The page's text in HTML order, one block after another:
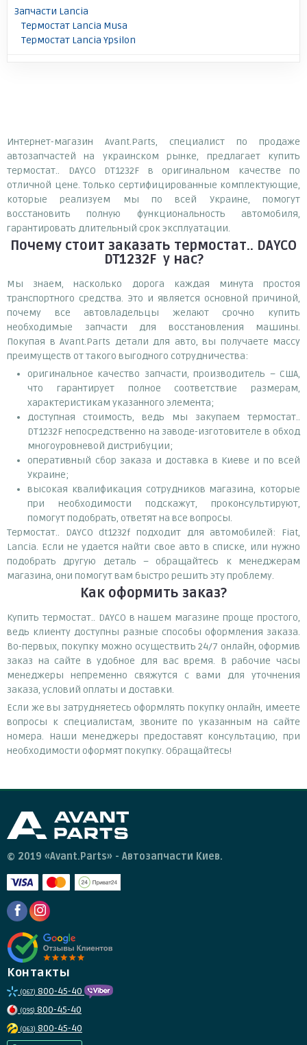
Запчасти Lancia
Термостат Lancia Musa
Термостат Lancia Ypsilon
Интернет-магазин Avant.Parts, специалист по продаже
автозапчастей на украинском рынке, предлагает купить
термостат.. DAYCO DT1232F в оригинальном качестве по
отличной цене. Только сертифицированные комплектующие,
которые реализуем мы по всей Украине, помогут
восстановить полную функциональность автомобиля,
гарантировать длительный срок эксплуатации.
Почему стоит заказать термостат.. DAYCO
DT1232F у нас?
Мы знаем, насколько дорога каждая минута простоя
транспортного средства. Это и является основной причиной,
почему все автовладельцы желают срочно купить
необходимые запчасти для восстановления машины.
Покупая в Avant.Parts детали для авто, вы получаете массу
преимуществ от такого выгодного сотрудничества:
оригинальное качество запчасти, производитель – США,
что гарантирует полное соответствие размерам,
характеристикам указанного элемента;
доступная стоимость, ведь мы закупаем термостат..
DT1232F непосредственно на заводе-изготовителе в обход
многоуровневой дистрибуции;
оперативный сбор заказа и доставка в Киеве и по всей
Украине;
высокая квалификация сотрудников магазина, которые
при необходимости подскажут, проконсультируют,
помогут подобрать, ответят на все вопросы.
Термостат.. DAYCO dt1232f подходит для автомобилей: Fiat,
Lancia. Если не удается найти свое авто в списке, или нужно
подобрать другую деталь – обращайтесь к менеджерам
магазина, они помогут вам быстро решить эту проблему.
Как оформить заказ?
Купить термостат.. DAYCO в нашем магазине проще простого,
ведь клиенту доступны разные способы оформления заказа.
Во-первых, покупку можно осуществить 24/7 онлайн, оформив
заказ на сайте в удобное для вас время. В рабочие часы
менеджеры непременно свяжутся с вами для уточнения
заказа, условий оплаты и доставки.
Если же вы затрудняетесь оформлять покупку онлайн, имеете
вопросы к специалистам, звоните по указанным на сайте
номера. Наши менеджеры предоставят консультацию, при
необходимости оформят покупку. Обращайтесь!
© 2019 «Avant.Parts» - Автозапчасти Киев.
Контакты
(067) 800-45-40
(095) 800-45-40
(063) 800-45-40